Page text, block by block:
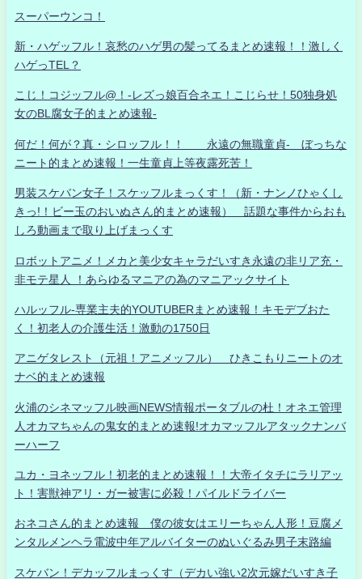
スーパーウンコ！
新・ハゲッフル！哀愁のハゲ男の髪ってるまとめ速報！！激しく
ハゲっTEL？
こじ！コジッフル@！-レズっ娘百合ネエ！こじらせ！50独身処
女のBL腐女子的まとめ速報-
何だ！何が？真・シロッフル！！ 永遠の無職童貞- ぼっちな
ニート的まとめ速報！一生童貞上等夜露死苦！
男装スケバン女子！スケッフルまっくす！（新・ナンノひゃくし
きっ!！ビー玉のおいぬさん的まとめ速報） 話題な事件からおも
しろ動画まで取り上げまっくす
ロボットアニメ！メカと美少女キャラだいすき永遠の非リア充・
非モテ星人 ！あらゆるマニアの為のマニアックサイト
ハルッフル-専業主夫的YOUTUBERまとめ速報！キモデブおた
く！初老人の介護生活！激動の1750日
アニゲタレスト（元祖！アニメッフル） ひきこもりニートのオ
ナベ的まとめ速報
火浦のシネマッフル映画NEWS情報ポータブルの杜！オネエ管理
人オカマちゃんの鬼女的まとめ速報!オカマッフルアタックナンバ
ーハーフ
ユカ・ヨネッフル！初老的まとめ速報！！大帝イタチにラリアッ
ト！害獣神アリ・ガー被害に必殺！パイルドライバー
おネコさん的まとめ速報 僕の彼女はエリーちゃん人形！豆腐メ
ンタルメンヘラ電波中年アルバイターのぬいぐるみ男子末路編
スケバン！デカッフルまっくす（デカい強い2次元嫁だいすき子